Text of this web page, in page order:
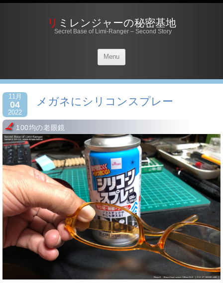
リミレンジャーの秘密基地
Secret Base of Limi-Ranger – Second Story
Menu
11月
04
2022
メガネにシリコンスプレー
100均の老眼鏡